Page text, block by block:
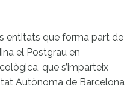
entitats que forma part de
el Postgrau en
que s’imparteix
Autònoma de Barcelona